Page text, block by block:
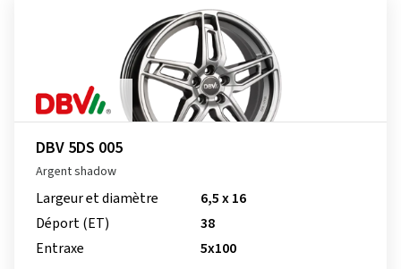
DBV 5DS 005
Argent shadow
Largeur et diamètre
6,5 x 16
Déport (ET)
38
Entraxe
5x100